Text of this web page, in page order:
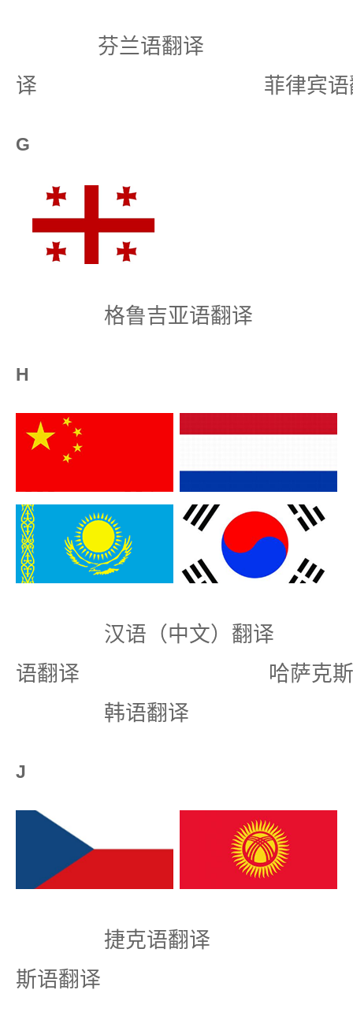
芬兰语翻译
译 菲律宾语翻
G
格鲁吉亚语翻译
H
汉语（中文）翻
语翻译 哈萨克
韩语翻译
J
捷克语翻译
斯语翻译